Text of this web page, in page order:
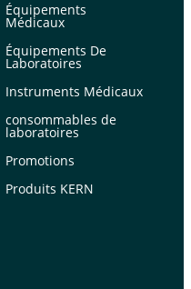
Équipements
Médicaux
Équipements De
Laboratoires
Instruments Médicaux
consommables de
laboratoires
Promotions
Produits KERN